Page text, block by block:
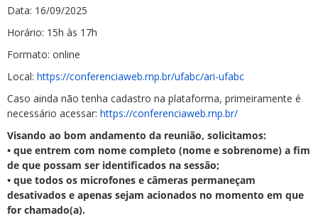
Data: 16/09/2025
Horário: 15h às 17h
Formato: online
Local: https://conferenciaweb.rnp.br/ufabc/ari-ufabc
Caso ainda não tenha cadastro na plataforma, primeiramente é
necessário acessar: https://conferenciaweb.rnp.br/
Visando ao bom andamento da reunião, solicitamos:
• que entrem com nome completo (nome e sobrenome) a fim
de que possam ser identificados na sessão;
• que todos os microfones e câmeras permaneçam
desativados e apenas sejam acionados no momento em que
for chamado(a).